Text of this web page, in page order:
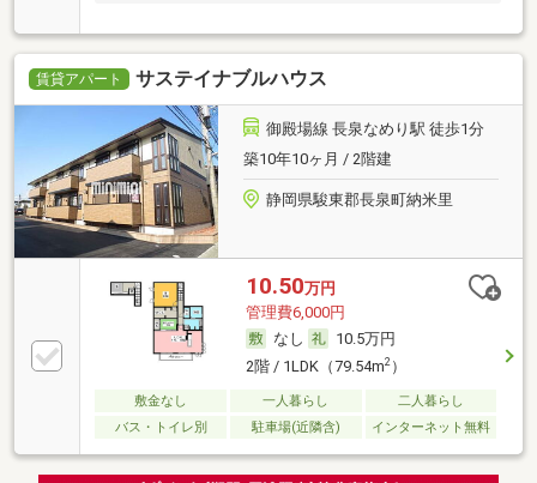
賃貸アパート サステイナブルハウス
御殿場線 長泉なめり駅 徒歩1分
築10年10ヶ月 / 2階建
静岡県駿東郡長泉町納米里
10.50万円
管理費6,000円
なし
10.5万円
2階 / 1LDK（79.54m2）
敷金なし 一人暮らし
二人暮らし
バス・トイレ別
駐車場(近隣含) インターネット無料